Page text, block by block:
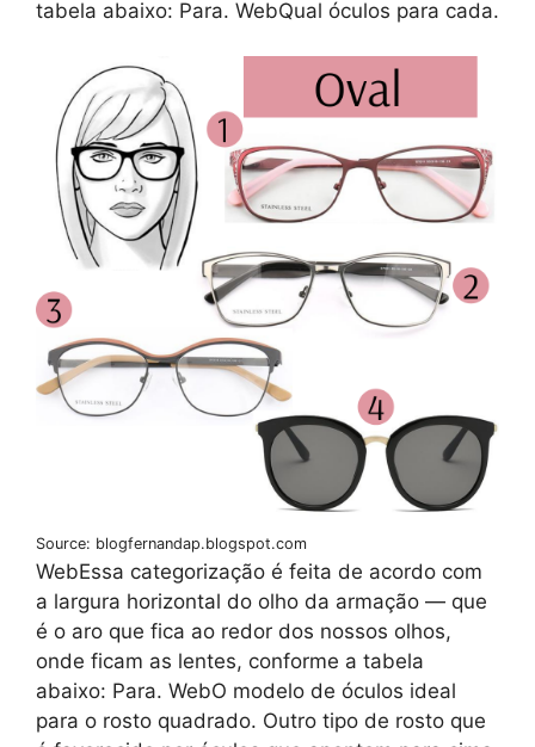
tabela abaixo: Para. WebQual óculos para cada.
Source: blogfernandap.blogspot.com
WebEssa categorização é feita de acordo com
a largura horizontal do olho da armação — que
é o aro que fica ao redor dos nossos olhos,
onde ficam as lentes, conforme a tabela
abaixo: Para. WebO modelo de óculos ideal
para o rosto quadrado. Outro tipo de rosto que